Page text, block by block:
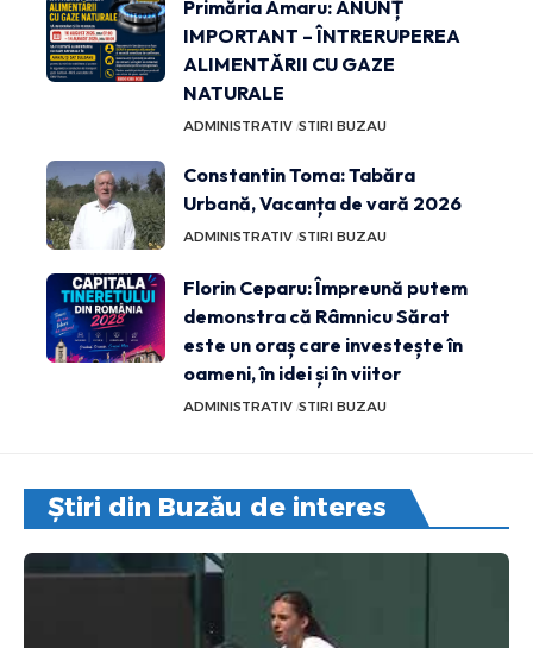
Primăria Amaru: ANUNȚ
IMPORTANT – ÎNTRERUPEREA
ALIMENTĂRII CU GAZE
NATURALE
ADMINISTRATIV STIRI BUZAU
Constantin Toma: Tabăra
Urbană, Vacanța de vară 2026
ADMINISTRATIV STIRI BUZAU
Florin Ceparu: Împreună putem
demonstra că Râmnicu Sărat
este un oraș care investește în
oameni, în idei și în viitor
ADMINISTRATIV STIRI BUZAU
Știri din Buzău de interes